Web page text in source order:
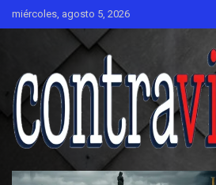
miércoles, agosto 5, 2026
CONTRAVIENTO